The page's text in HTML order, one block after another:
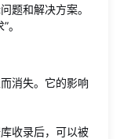
题和解决方案。
。
消失。它的影响
收录后，可以被